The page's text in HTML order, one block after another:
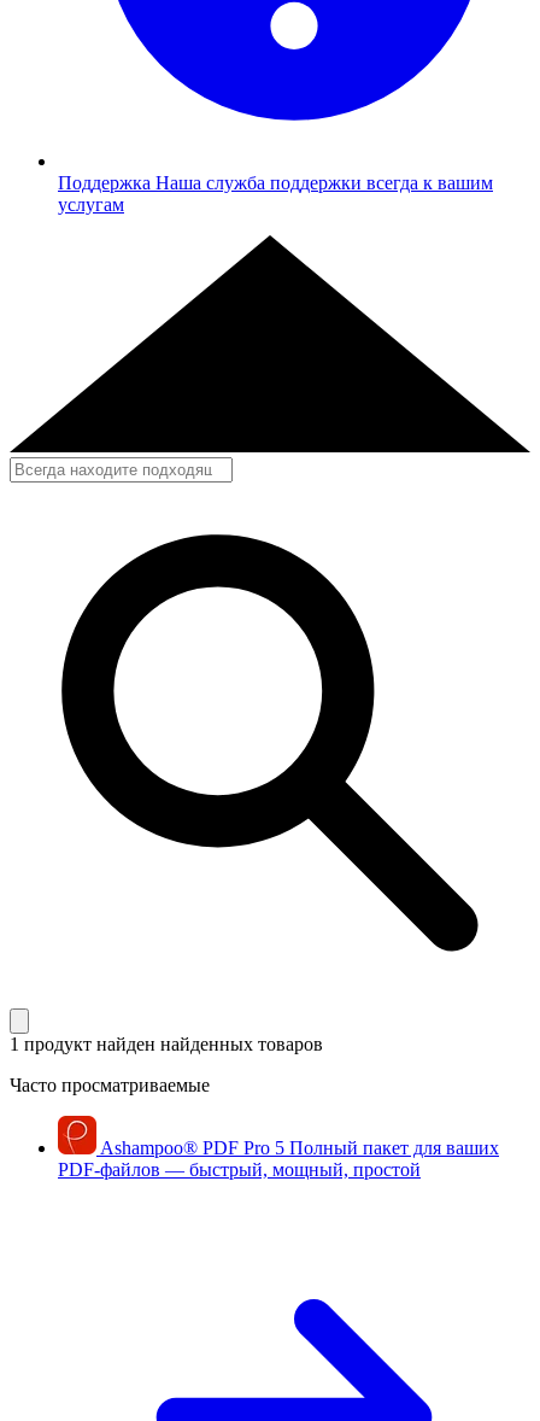
Поддержка Наша служба поддержки всегда к вашим
услугам
1 продукт найден найденных товаров
Часто просматриваемые
Ashampoo® PDF Pro 5 Полный пакет для ваших
PDF-файлов — быстрый, мощный, простой